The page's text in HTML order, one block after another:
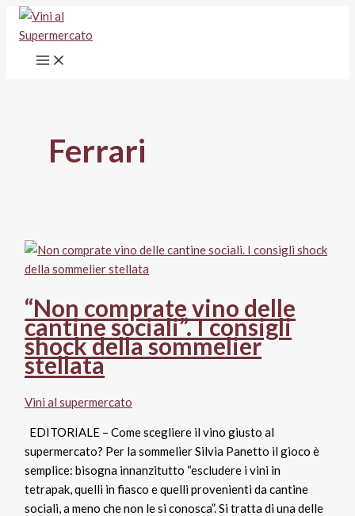
Vai
contenuto
Ferrari
“Non comprate vino delle
cantine sociali”. I consigli
shock della sommelier
stellata
Vini al supermercato
EDITORIALE – Come scegliere il vino giusto al
supermercato? Per la sommelier Silvia Panetto il gioco è
semplice: bisogna innanzitutto “escludere i vini in
tetrapak, quelli in fiasco e quelli provenienti da cantine
sociali, a meno che non le si conosca”. Si tratta di una delle